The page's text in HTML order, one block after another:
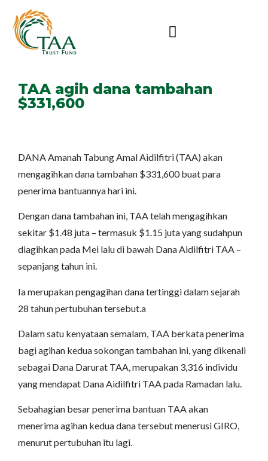
TAA agih dana tambahan
$331,600
DANA Amanah Tabung Amal Aidilfitri (TAA) akan
mengagihkan dana tambahan $331,600 buat para
penerima bantuannya hari ini.
Dengan dana tambahan ini, TAA telah mengagihkan
sekitar $1.48 juta – termasuk $1.15 juta yang sudahpun
diagihkan pada Mei lalu di bawah Dana Aidilfitri TAA –
sepanjang tahun ini.
Ia merupakan pengagihan dana tertinggi dalam sejarah
28 tahun pertubuhan tersebut.a
Dalam satu kenyataan semalam, TAA berkata penerima
bagi agihan kedua sokongan tambahan ini, yang dikenali
sebagai Dana Darurat TAA, merupakan 3,316 individu
yang mendapat Dana Aidilfitri TAA pada Ramadan lalu.
Sebahagian besar penerima bantuan TAA akan
menerima agihan kedua dana tersebut menerusi GIRO,
menurut pertubuhan itu lagi.